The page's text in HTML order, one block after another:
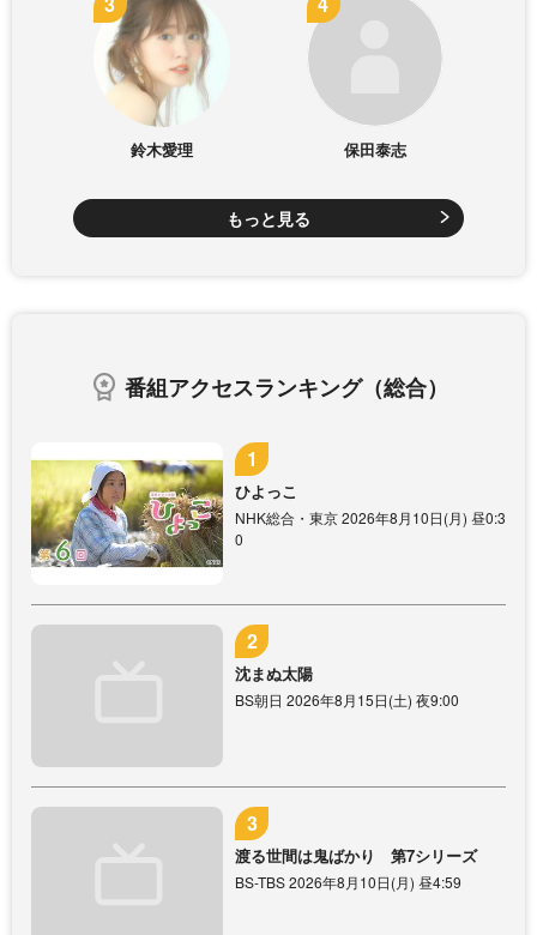
鈴木愛理 保田泰志
もっと見る
番組アクセスランキング（総合）
ひよっこ
NHK総合・東京 2026年8月10日(月) 昼0:3
0
沈まぬ太陽
BS朝日 2026年8月15日(土) 夜9:00
渡る世間は鬼ばかり 第7シリーズ
BS-TBS 2026年8月10日(月) 昼4:59